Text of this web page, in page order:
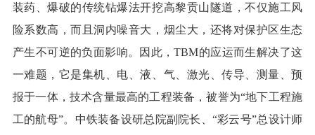
装药、爆破的传统钻爆法开挖高黎贡山隧道，不仅施工风
险系数高，而且洞内噪音大，烟尘大，还将对保护区生态
产生不可逆的负面影响。因此，TBM的应运而生解决了这
一难题，它是集机、电、液、气、激光、传导、测量、预
报于一体，技术含量最高的工程装备，被誉为“地下工程施
工的航母”。中铁装备设研总院副院长、“彩云号”总设计师